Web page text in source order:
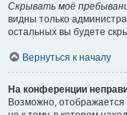
Скрывать моё
видны только
остальных вы будете
Вернуться к началу
На конференции
Возможно, отображается